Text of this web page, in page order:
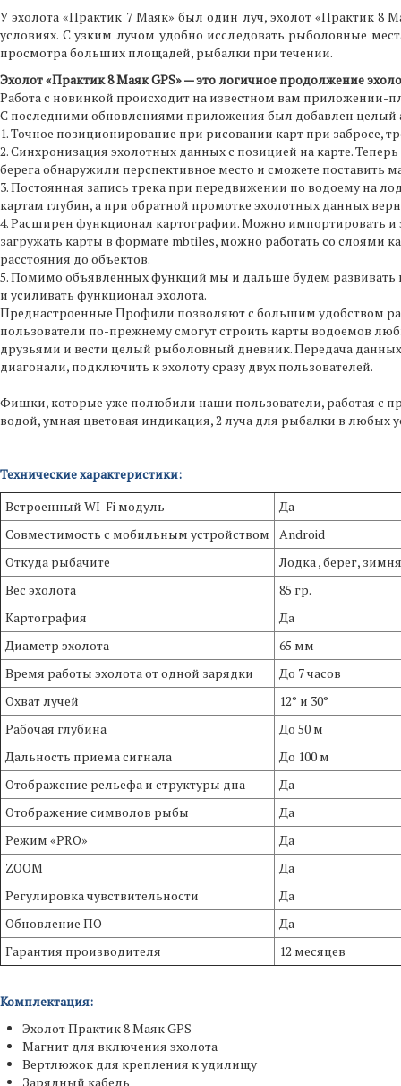
У эхолота «Практик 7 Маяк» был один луч, эхолот «Практик
условиях. С узким лучом удобно исследовать рыболовные
просмотра больших площадей, рыбалки при течении.
Эхолот «Практик 8 Маяк GPS» — это логичное продолжение
Работа с новинкой происходит на известном вам
С последними обновлениями приложения был добавлен целый
1. Точное позиционирование при рисовании карт при
2. Синхронизация эхолотных данных с позицией на карте.
берега обнаружили перспективное место и сможете поставить
3. Постоянная запись трека при передвижении по водоему на
картам глубин, а при обратной промотке эхолотных данных
4. Расширен функционал картографии. Можно импортировать
загружать карты в формате mbtiles, можно работать со слоями
расстояния до объектов.
5. Помимо объявленных функций мы и дальше будем развивать
и усиливать функционал эхолота.
Преднастроенные Профили позволяют с большим удобством
пользователи по-прежнему смогут строить карты водоемов
друзьями и вести целый рыболовный дневник. Передача
диагонали, подключить к эхолоту сразу двух пользователей.
Фишки, которые уже полюбили наши пользователи, работая с
водой, умная цветовая индикация, 2 луча для рыбалки в любых
Технические характеристики:
Встроенный WI-Fi модуль
Да
Совместимость с мобильным устройством
Android
Откуда рыбачите
Лодка , берег,
Вес эхолота
85 гр.
Картография
Да
Диаметр эхолота
65 мм
Время работы эхолота от одной зарядки
До 7 часов
Охват лучей
12° и 30°
Рабочая глубина
До 50 м
Дальность приема сигнала
До 100 м
Отображение рельефа и структуры дна
Да
Отображение символов рыбы
Да
Режим «PRO»
Да
ZOOM
Да
Регулировка чувствительности
Да
Обновление ПО
Да
Гарантия производителя
12 месяцев
Комплектация:
Эхолот Практик 8 Маяк GPS
Магнит для включения эхолота
Вертлюжок для крепления к удилищу
Зарядный кабель